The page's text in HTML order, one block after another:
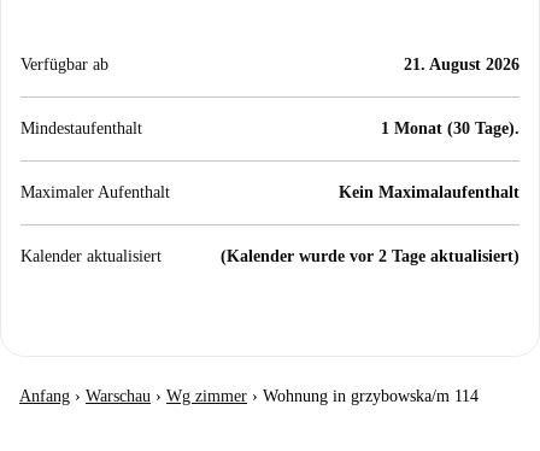
Verfügbar ab 21. August 2026
Mindestaufenthalt 1 Monat (30 Tage).
Maximaler Aufenthalt Kein Maximalaufenthalt
Kalender aktualisiert (Kalender wurde vor 2 Tage aktualisiert)
Anfang › Warschau › Wg zimmer › Wohnung in grzybowska/m 114